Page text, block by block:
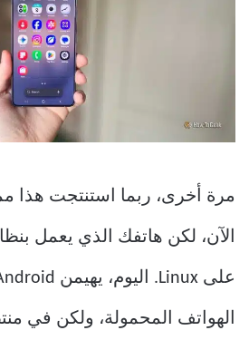
مرة أخرى، ربما استنتجت هذا
الهواتف المحمولة، ولكن في